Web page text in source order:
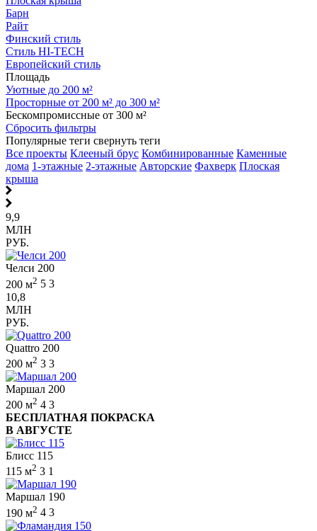
Барн
Райт
Финский стиль
Стиль HI-TECH
Европейский стиль
Площадь
Уютные до 200 м²
Просторные от 200 м² до 300 м²
Бескомпромиссные от 300 м²
Сбросить фильтры
Популярные теги свернуть теги
Все проекты Клееный брус Комбинированные Каменные
дома 1-этажные 2-этажные Авторские Фахверк Плоская
крыша
9,9
МЛН
РУБ.
Челси 200
200 м2 5 3
10,8
МЛН
РУБ.
Quattro 200
200 м2 3 3
Маршал 200
200 м2 4 3
БЕСПЛАТНАЯ ПОКРАСКА
В АВГУСТЕ
Блисс 115
115 м2 3 1
Маршал 190
190 м2 4 3